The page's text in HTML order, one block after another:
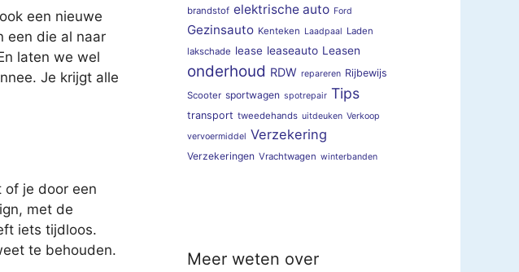
een nieuwe
een die al naar
laten we wel
Je krijgt alle
of je door een
met de
iets tijdloos.
te behouden.
brandstof elektrische auto Ford
Gezinsauto Kenteken Laadpaal Laden
lakschade lease leaseauto Leasen
onderhoud RDW repareren Rijbewijs
Scooter sportwagen spotrepair Tips
transport tweedehands uitdeuken Verkoop
vervoermiddel Verzekering
Verzekeringen Vrachtwagen winterbanden
Meer weten over